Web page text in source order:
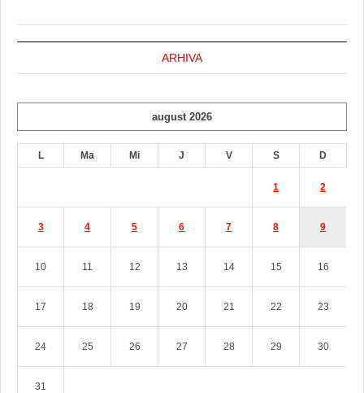
ARHIVA
august 2026
L Ma Mi J V S D
1 2
3 4 5 6 7 8 9
10 11 12 13 14 15 16
17 18 19 20 21 22 23
24 25 26 27 28 29 30
31